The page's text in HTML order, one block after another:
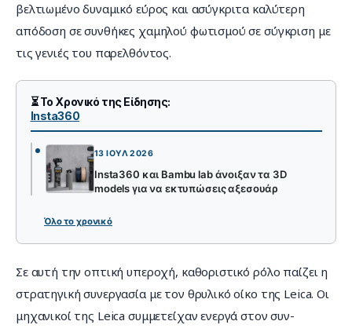
βελτιωμένο δυναμικό εύρος και ασύγκριτα καλύτερη
απόδοση σε συνθήκες χαμηλού φωτισμού σε σύγκριση με
τις γενιές του παρελθόντος.
⏳ Το Χρονικό της Είδησης:
Insta360
13 ΙΟΎΛ 2026
Insta360 και Bambu lab άνοιξαν τα 3D
models για να εκτυπώσεις αξεσουάρ
Όλο το χρονικό
Σε αυτή την οπτική υπεροχή, καθοριστικό ρόλο παίζει η
στρατηγική συνεργασία με τον θρυλικό οίκο της Leica. Οι
μηχανικοί της Leica συμμετείχαν ενεργά στον συν-